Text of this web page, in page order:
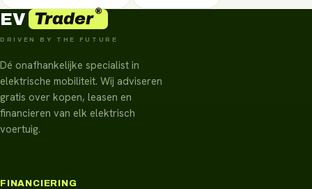
EV Trader®
DRIVEN BY THE FUTURE
Dé onafhankelijke specialist in
elektrische mobiliteit. Wij adviseren
gratis over kopen, leasen en
financieren van elk elektrisch
voertuig.
FINANCIERING